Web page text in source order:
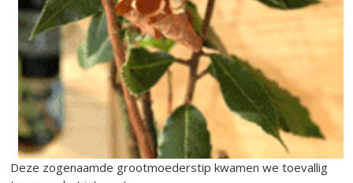
Deze zogenaamde grootmoederstip kwamen we toevallig